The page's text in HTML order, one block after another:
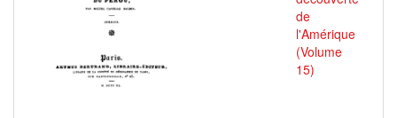
de
l'Amérique
(Volume
15)